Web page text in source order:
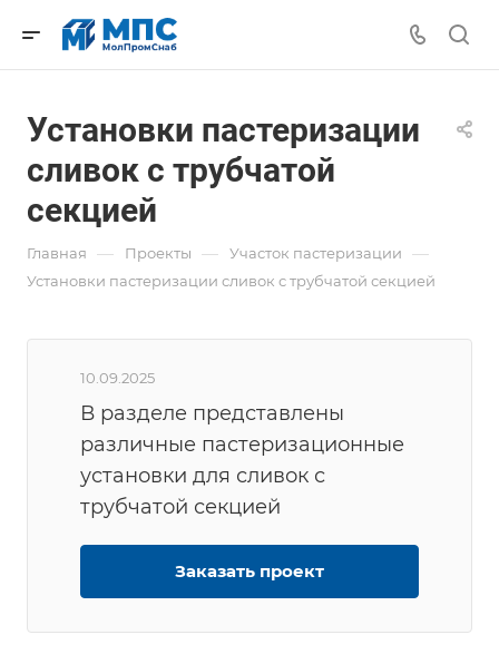
Установки пастеризации
сливок с трубчатой
секцией
Главная — Проекты — Участок пастеризации —
Установки пастеризации сливок с трубчатой секцией
10.09.2025
В разделе представлены
различные пастеризационные
установки для сливок с
трубчатой секцией
Заказать проект